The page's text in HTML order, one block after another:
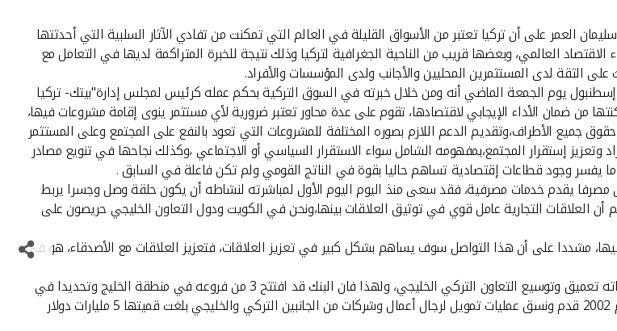
العمر على أن تركيا تعتبر من الأسواق القليلة في العالم التي تمكنت من تفادي الآثار السلبية التي أحدثتها
العالمي، وبعضها قريب من الناحية الجغرافية لتركيا وذلك نتيجة للخبرة المتراكمة لديها في التعامل مع
الثقة لدى المستثمرين المحليين والأجانب ولدى المؤسسات والأفراد.
يوم الجمعة الماضي أنه ومن خلال خبرته في السوق التركية بحكم عمله كرئيس لمجلس إدارة"بيتك- تركيا
من ضمان الأداء الإيجابي لاقتصادها، تقوم على عدة محاور تعتبر ضرورية لأي مستثمر ينوى إقامة مشروعات فيها،
الأطراف،وتقديم الدعم اللازم بصوره المختلفة للمشروعات التي تعود بالنفع على المجتمع وعلى المستثمر
إستقرار المجتمع،بمفهومه الشامل سواء الاستقرار السياسي أو الاجتماعي ،وكذلك نجاحها في تنويع مصادر
يفسر وجود قطاعات إقتصادية تساهم حاليا بقوة في الناتج القومي ولم تكن فاعلة في السابق .
مصرفا يقدم خدمات مصرفية، فقد سعى منذ اليوم اليوم الأول لمباشرته لنشاطه أن يكون حلقة وصل وجسرا يربط
أن العلاقات التجارية عامل قوي في توثيق العلاقات بينها،ونحن في الكويت ودول التعاون الخليجي حريصون على
فيها، مشددا على أن هذا التواصل سوف يساهم بشكل كبير في تعزيز العلاقات، فتعزيز العلاقات مع الأصدقاء، هو في
من جهته قال الرئيس التنفيذي ل "بيتك-تركيا" أفق إيوان إن البنك يضع في مقدمة أولوياته تعميق وتوسيع التعاون التركي الخليجي، ولهذا فان البنك قد افتتح 3 من فروعه في منطقة الخليج وتحديدا في
البحرين ودبي واربيل بشمال العراق، مشيرا إلى أن "بيتك تركيا–البحرين"منذ إنشائه في عام 2002 قدم ونسق عمليات تمويل لرجال أعمال وشركات من الجانبين التركي والخليجي بلغت قميتها 5 مليارات دولار